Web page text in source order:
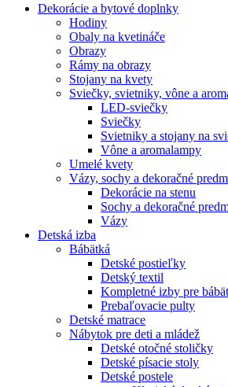
Dekorácie a bytové doplnky
Hodiny
Obaly na kvetináče
Obrazy
Rámy na obrazy
Stojany na kvety
Sviečky, svietniky, vône a
LED-sviečky
Sviečky
Svietniky a stojany na
Vône a aromalampy
Umelé kvety
Vázy, sochy a dekoračné
Dekorácie na stenu
Sochy a dekoračné
Vázy
Detská izba
Bábätká
Detské postieľky
Detský textil
Kompletné izby pre
Prebaľovacie pulty
Detské matrace
Nábytok pre deti a mládež
Detské otočné stoličky
Detské písacie stoly
Detské postele